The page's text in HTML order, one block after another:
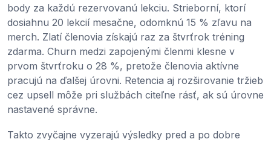
body za každú rezervovanú lekciu. Strieborní, ktorí
dosiahnu 20 lekcií mesačne, odomknú 15 % zľavu na
merch. Zlatí členovia získajú raz za štvrťrok tréning
zdarma. Churn medzi zapojenými členmi klesne v
prvom štvrťroku o 28 %, pretože členovia aktívne
pracujú na ďalšej úrovni. Retencia aj rozširovanie tržieb
cez upsell môže pri službách citeľne rásť, ak sú úrovne
nastavené správne.
Takto zvyčajne vyzerajú výsledky pred a po dobre